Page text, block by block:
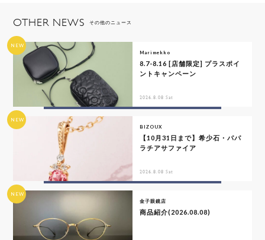
OTHER NEWS その他のニュース
NEW
Marimekko
8.7-8.16 [店舗限定] プラスポイ
ントキャンペーン
2026.8.08 Sat
NEW
BIZOUX
【10月31日まで】希少石・パパ
ラチアサファイア
2026.8.08 Sat
NEW
金子眼鏡店
商品紹介(2026.08.08)